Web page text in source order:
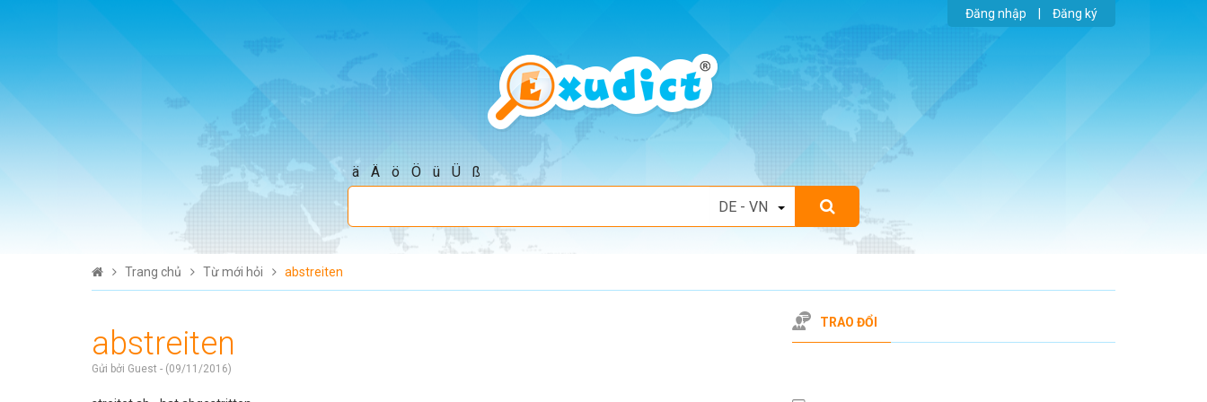
Đăng nhập Đăng ký
ä Ä ö Ö ü Ü ß
Trang chủ Từ mới hỏi abstreiten
abstreiten
Gửi bởi Guest - (09/11/2016)
TRAO ĐỔI